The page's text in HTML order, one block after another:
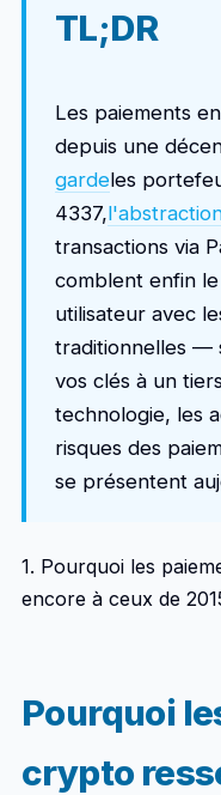
TL;DR
Les paiements
depuis une
gardeles
4337,
transactions via
comblent enfin
utilisateur avec
traditionnelles —
vos clés à un
technologie, les
risques des
se présentent
1. Pourquoi les
encore à ceux de
Pourquoi
crypto